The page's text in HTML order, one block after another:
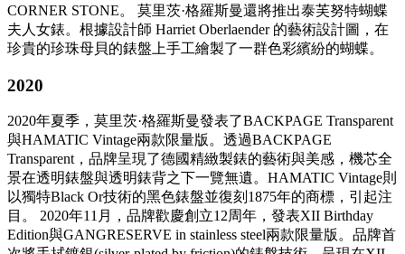
CORNER STONE。 莫里茨·格羅斯曼還將推出泰芙努特蝴蝶
夫人女錶。根據設計師 Harriet Oberlaender 的藝術設計圖，在
珍貴的珍珠母貝的錶盤上手工繪製了一群色彩繽紛的蝴蝶。
2020
2020年夏季，莫里茨·格羅斯曼發表了BACKPAGE Transparent
與HAMATIC Vintage兩款限量版。透過BACKPAGE
Transparent，品牌呈現了德國精緻製錶的藝術與美感，機芯全
景在透明錶盤與透明錶背之下一覽無遺。HAMATIC Vintage則
以獨特Black Or技術的黑色錶盤並復刻1875年的商標，引起注
目。 2020年11月，品牌歡慶創立12周年，發表XII Birthday
Edition與GANGRESERVE in stainless steel兩款限量版。品牌首